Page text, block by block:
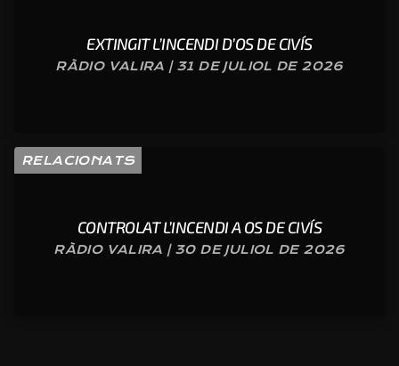
EXTINGIT L’INCENDI D’OS DE CIVÍS
RÀDIO VALIRA | 31 DE JULIOL DE 2026
RELACIONATS
CONTROLAT L’INCENDI A OS DE CIVÍS
RÀDIO VALIRA | 30 DE JULIOL DE 2026